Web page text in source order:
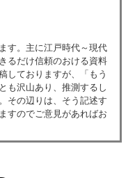
す。主に江戸時代～現代
るだけ信頼のおける資料
しておりますが、「もう
も沢山あり、推測するし
その辺りは、そう記述す
すのでご意見があればお